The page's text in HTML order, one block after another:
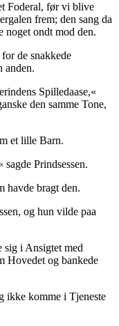
Foderal, før vi blive
frem; den sang da
noget ondt mod den.
de snakkede
anden.
Spilledaase,«
den samme Tone,
et lille Barn.
Prindsessen.
havde bragt den.
og hun vilde paa
sig i Ansigtet med
Hovedet og bankede
ikke komme i Tjeneste